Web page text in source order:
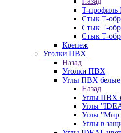
Т-профиль
Стык Т-
Стык Т-
Стык Т-
Крепеж
Уголки ПВХ
Назад
Уголки ПВХ
Углы ПВХ белые
Назад
Углы ПВХ
Углы
Углы "Мир
Углы в